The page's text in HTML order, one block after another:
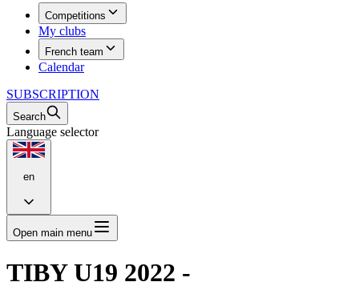
Competitions
My clubs
French team
Calendar
SUBSCRIPTION
Search
Language selector
en
Open main menu
TIBY U19 2022 -